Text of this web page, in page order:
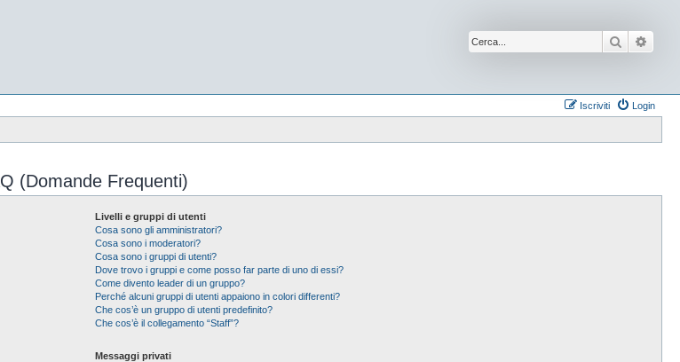
Cerca
Login
Iscriviti
(Domande Frequenti)
Livelli e gruppi di utenti
Cosa sono gli amministratori?
Cosa sono i moderatori?
Cosa sono i gruppi di utenti?
Dove trovo i gruppi e come posso far parte di uno di essi?
Come divento leader di un gruppo?
Perché alcuni gruppi di utenti appaiono in colori differenti?
Che cos’è un gruppo di utenti predefinito?
Che cos’è il collegamento “Staff”?
Messaggi privati